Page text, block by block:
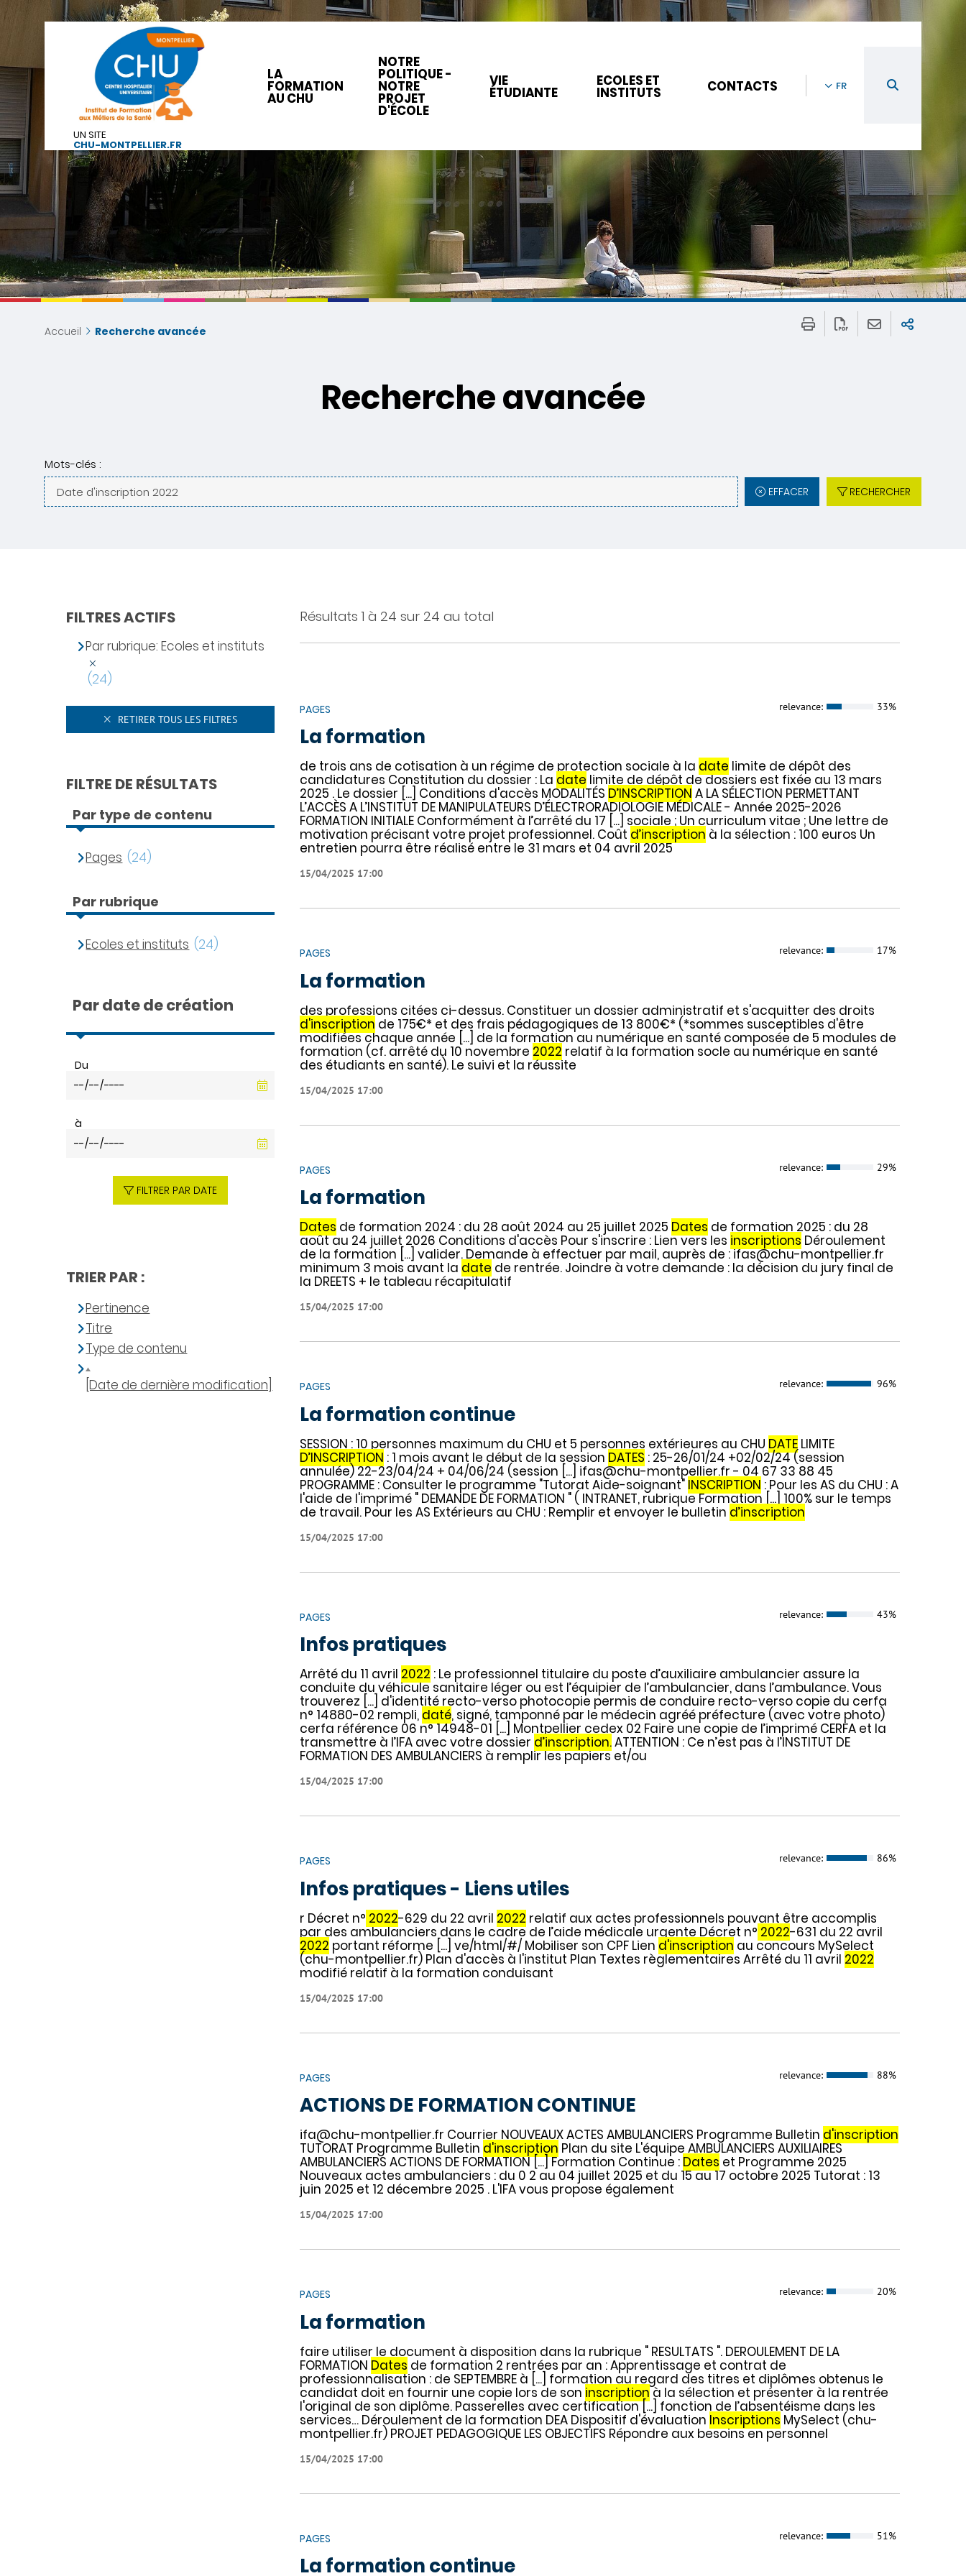
UN SITE
CHU-MONTPELLIER.FR
LA
FORMATION
AU CHU
NOTRE
POLITIQUE -
NOTRE
PROJET
D'ÉCOLE
VIE
ÉTUDIANTE
ECOLES ET
INSTITUTS CONTACTS FR
Accueil Recherche avancée
Recherche avancée
Mots-clés :
EFFACER RECHERCHER
Résultats 1 à 24 sur 24 au total
PAGES relevance: 33%
La formation
de trois ans de cotisation à un régime de protection sociale à la date limite de dépôt des
candidatures Constitution du dossier : La date limite de dépôt de dossiers est fixée au 13 mars
2025 . Le dossier [...] Conditions d'accès MODALITÉS D’INSCRIPTION A LA SÉLECTION PERMETTANT
L’ACCÈS A L’INSTITUT DE MANIPULATEURS D’ÉLECTRORADIOLOGIE MÉDICALE - Année 2025-2026
FORMATION INITIALE Conformément à l’arrêté du 17 [...] sociale ; Un curriculum vitae ; Une lettre de
motivation précisant votre projet professionnel. Coût d’inscription à la sélection : 100 euros Un
entretien pourra être réalisé entre le 31 mars et 04 avril 2025
15/04/2025 17:00
PAGES relevance: 17%
La formation
des professions citées ci-dessus. Constituer un dossier administratif et s'acquitter des droits
d'inscription de 175€* et des frais pédagogiques de 13 800€* (*sommes susceptibles d'être
modifiées chaque année [...] de la formation au numérique en santé composée de 5 modules de
formation (cf. arrêté du 10 novembre 2022 relatif à la formation socle au numérique en santé
des étudiants en santé). Le suivi et la réussite
15/04/2025 17:00
PAGES relevance: 29%
La formation
Dates de formation 2024 : du 28 août 2024 au 25 juillet 2025 Dates de formation 2025 : du 28
août au 24 juillet 2026 Conditions d'accès Pour s'inscrire : Lien vers les inscriptions Déroulement
de la formation [...] valider. Demande à effectuer par mail, auprès de : ifas@chu-montpellier.fr
minimum 3 mois avant la date de rentrée. Joindre à votre demande : la décision du jury final de
la DREETS + le tableau récapitulatif
15/04/2025 17:00
PAGES relevance: 96%
La formation continue
SESSION : 10 personnes maximum du CHU et 5 personnes extérieures au CHU DATELIMITE
D’INSCRIPTION : 1 mois avant le début de la session DATES : 25-26/01/24 +02/02/24 (session
annulée) 22-23/04/24 + 04/06/24 (session [...] ifas@chu-montpellier.fr - 04 67 33 88 45
PROGRAMME : Consulter le programme "Tutorat Aide-soignant" INSCRIPTION : Pour les AS du CHU : A
l'aide de l'imprimé " DEMANDE DE FORMATION " ( INTRANET, rubrique Formation [...] 100% sur le temps
de travail. Pour les AS Extérieurs au CHU : Remplir et envoyer le bulletin d’inscription
15/04/2025 17:00
PAGES relevance: 43%
Infos pratiques
Arrêté du 11 avril 2022 : Le professionnel titulaire du poste d’auxiliaire ambulancier assure la
conduite du véhicule sanitaire léger ou est l’équipier de l’ambulancier, dans l’ambulance. Vous
trouverez [...] d'identité recto-verso photocopie permis de conduire recto-verso copie du cerfa
n° 14880-02 rempli, daté, signé, tamponné par le médecin agréé préfecture (avec votre photo)
cerfa référence 06 n° 14948-01 [...] Montpellier cedex 02 Faire une copie de l’imprimé CERFA et la
transmettre à l’IFA avec votre dossier d’inscription.ATTENTION : Ce n’est pas à l’INSTITUT DE
FORMATION DES AMBULANCIERS à remplir les papiers et/ou
15/04/2025 17:00
PAGES relevance: 86%
Infos pratiques - Liens utiles
r Décret n° 2022-629 du 22 avril 2022 relatif aux actes professionnels pouvant être accomplis
par des ambulanciers dans le cadre de l’aide médicale urgente Décret n° 2022-631 du 22 avril
2022 portant réforme [...] ve/html/#/ Mobiliser son CPF Lien d'inscription au concours MySelect
(chu-montpellier.fr) Plan d'accès à l'institut Plan Textes règlementaires Arrêté du 11 avril 2022
modifié relatif à la formation conduisant
15/04/2025 17:00
PAGES relevance: 88%
ACTIONS DE FORMATION CONTINUE
ifa@chu-montpellier.fr Courrier NOUVEAUX ACTES AMBULANCIERS Programme Bulletin d'inscription
TUTORAT Programme Bulletin d'inscription Plan du site L'équipe AMBULANCIERS AUXILIAIRES
AMBULANCIERS ACTIONS DE FORMATION [...] Formation Continue : Dates et Programme 2025
Nouveaux actes ambulanciers : du 0 2 au 04 juillet 2025 et du 15 au 17 octobre 2025 Tutorat : 13
juin 2025 et 12 décembre 2025 . L'IFA vous propose également
15/04/2025 17:00
PAGES relevance: 20%
La formation
faire utiliser le document à disposition dans la rubrique " RESULTATS ". DEROULEMENT DE LA
FORMATION Dates de formation 2 rentrées par an : Apprentissage et contrat de
professionnalisation : de SEPTEMBRE à [...] formation au regard des titres et diplômes obtenus le
candidat doit en fournir une copie lors de son inscriptionà la sélection et présenter à la rentrée
l'original de son diplôme. Passerelles avec certification [...] fonction de l’absentéisme dans les
services… Déroulement de la formation DEA Dispositif d'évaluation Inscriptions MySelect (chu-
montpellier.fr) PROJET PEDAGOGIQUE LES OBJECTIFS Répondre aux besoins en personnel
15/04/2025 17:00
PAGES relevance: 51%
La formation continue
FILTRES ACTIFS
Par rubrique: Ecoles et instituts
(24)
RETIRER TOUS LES FILTRES
FILTRE DE RÉSULTATS
Par type de contenu
Pages (24)
Par rubrique
Ecoles et instituts (24)
Par date de création
Du
à
FILTRER PAR DATE
TRIER PAR :
Pertinence
Titre
Type de contenu
[Date de dernière modification]